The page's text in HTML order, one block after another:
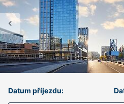
Datum příjezdu: